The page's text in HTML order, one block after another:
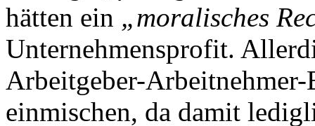
hätten ein „moralisches
Unternehmensprofit.
Arbeitgeber-
einmischen, da damit